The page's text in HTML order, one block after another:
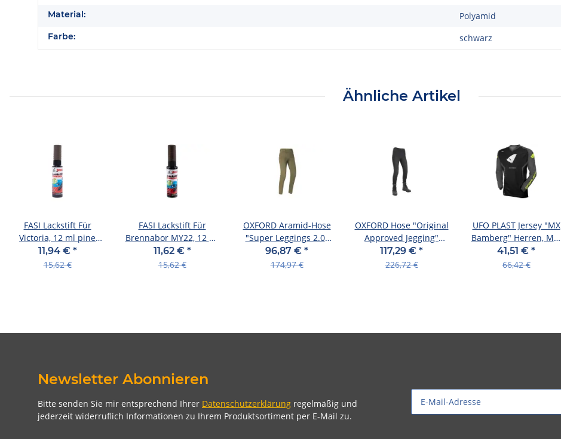
Material: Polyamid
Farbe: schwarz
Ähnliche Artikel
FASI Lackstift Für
Victoria, 12 ml pine
black mat
11,94 € *
15,62 €
FASI Lackstift Für
Brennabor MY22, 12 ml
dark brown mat
11,62 € *
15,62 €
OXFORD Aramid-Hose
"Super Leggings 2.0"
Damen, Mat Gr. 44,
regula
96,87 € *
174,97 €
OXFORD Hose "Original
Approved Jegging"
Damen, Mat schwarz,
Gr. 3
117,29 € *
226,72 €
UFO PLAST Jersey "MX
Bamberg" Herren, Mat
Gr. S, grau / schwarz
41,51 € *
66,42 €
Newsletter Abonnieren
Bitte senden Sie mir entsprechend Ihrer Datenschutzerklärung regelmäßig und
jederzeit widerruflich Informationen zu Ihrem Produktsortiment per E-Mail zu.